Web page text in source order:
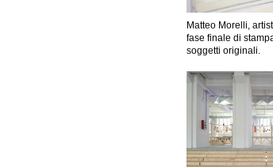
Matteo Morelli,
fase finale di
soggetti originali.